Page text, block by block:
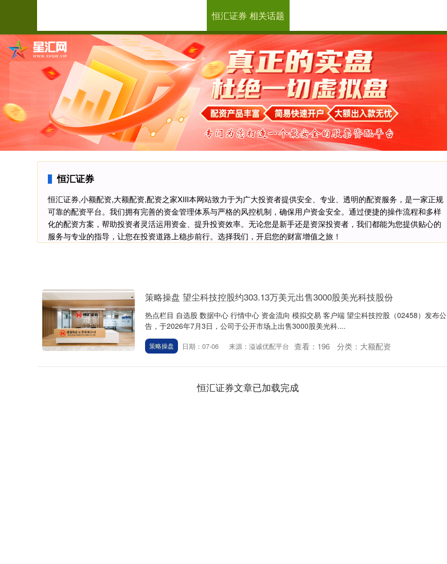
恒汇证券
恒汇证券
恒汇证券,小额配资,大额配资,配资之家XIII‌本网站致力于为广大投资者提供安全、专业、透明的配资服务，是一家正规
可靠的配资平台。我们拥有完善的资金管理体系与严格的风控机制，确保用户资金安全。通过便捷的操作流程和多样
化的配资方案，帮助投资者灵活运用资金、提升投资效率。无论您是新手还是资深投资者，我们都能为您提供贴心的
服务与专业的指导，让您在投资道路上稳步前行。选择我们，开启您的财富增值之旅！
恒汇证券 相关话题
策略操盘 望尘科技控股约303.13万美元出售3000股美光科技股份
热点栏目 自选股 数据中心 行情中心 资金流向 模拟交易 客户端 望尘科技控股（02458）发布公
告，于2026年7月3日，公司于公开市场上出售3000股美光科....
策略操盘 日期：07-06 来源：溢诚优配平台 查看： 196 分类： 大额配资
恒汇证券文章已加载完成